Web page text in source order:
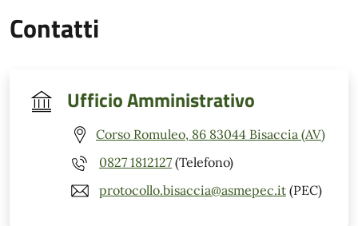
Contatti
Ufficio Amministrativo
Corso Romuleo, 86 83044 Bisaccia (AV)
0827 1812127 (Telefono)
protocollo.bisaccia@asmepec.it (PEC)